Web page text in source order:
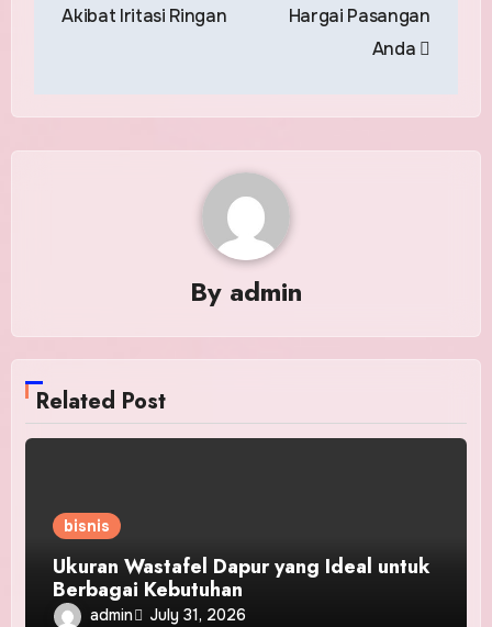
Akibat Iritasi Ringan
Hargai Pasangan
Anda
By admin
Related Post
bisnis
Ukuran Wastafel Dapur yang Ideal untuk
Berbagai Kebutuhan
admin July 31, 2026